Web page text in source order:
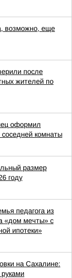
возможно, еще
после
жителей по
оформил
комнаты
размер
году
педагога из
«дом мечты» с
ипотеки»
на Сахалине:
руками